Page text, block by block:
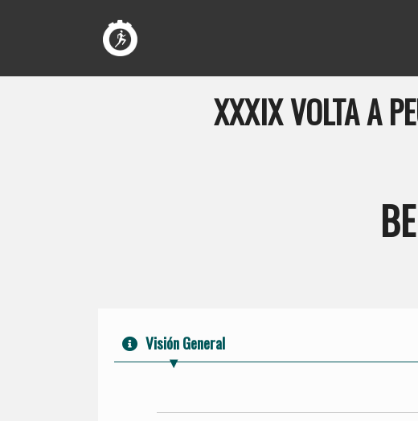
XXXIX VOLTA A
Visión General